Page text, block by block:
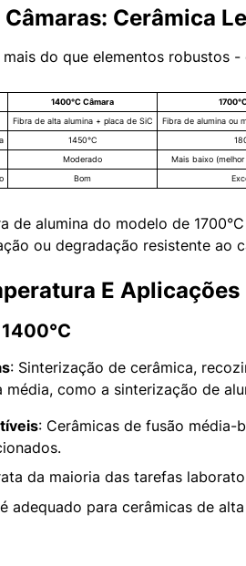
Cerâmica
do que elementos robustos
1400°C Câmara
Fibra de alta alumina + placa de SiC Fibra de alumina ou
1450°C
Moderado Mais baixo
Bom
de alumina do modelo de
ou degradação resistente ao
E Aplicações
: Sinterização de cerâmica,
média, como a sinterização de
: Cerâmicas de fusão
da maioria das tarefas
adequado para cerâmicas de